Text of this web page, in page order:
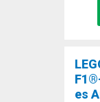
es